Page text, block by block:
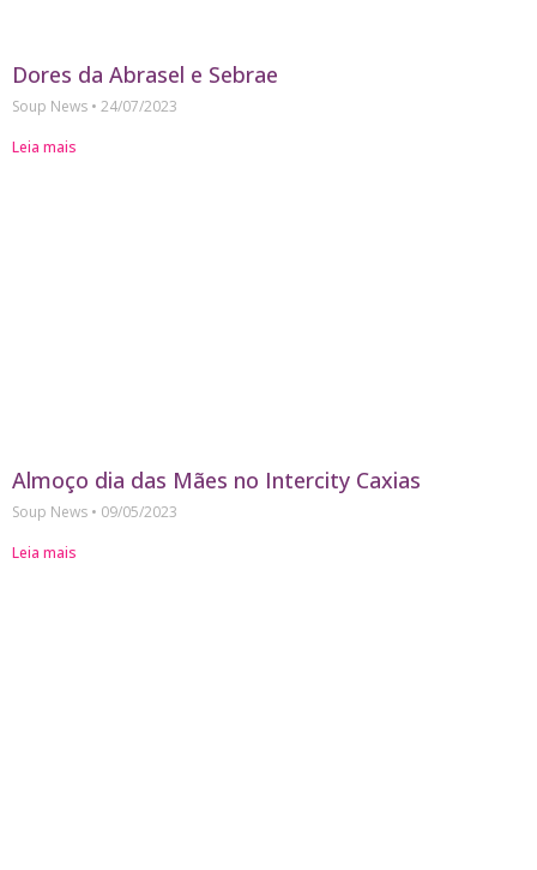
Dores da Abrasel e Sebrae
Soup News
24/07/2023
Leia mais
Almoço dia das Mães no Intercity Caxias
Soup News
09/05/2023
Leia mais